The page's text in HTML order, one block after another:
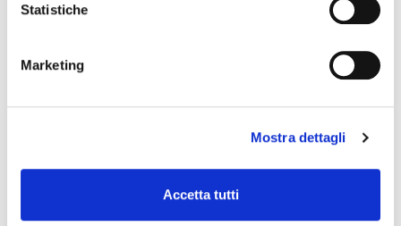
Statistiche
Marketing
Mostra dettagli
Accetta tutti
CHOCOWHITE